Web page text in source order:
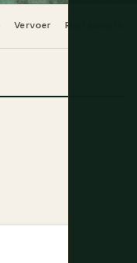
Vervoer Restaurants